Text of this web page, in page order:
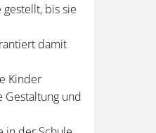
bis sie
damit
Kinder
und